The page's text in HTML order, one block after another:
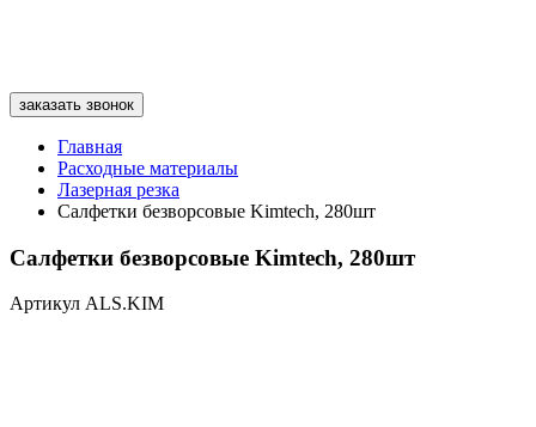
заказать звонок
Главная
Расходные материалы
Лазерная резка
Салфетки безворсовые Kimtech, 280шт
Салфетки безворсовые Kimtech, 280шт
Артикул ALS.KIM